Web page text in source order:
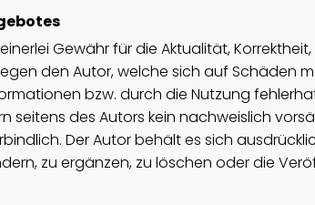
Gewähr für die Aktualität,
den Autor, welche sich auf Schäden
bzw. durch die Nutzung
seitens des Autors kein nachweislich
Der Autor behält es sich
zu ergänzen, zu löschen oder die